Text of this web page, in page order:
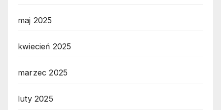
maj 2025
kwiecień 2025
marzec 2025
luty 2025